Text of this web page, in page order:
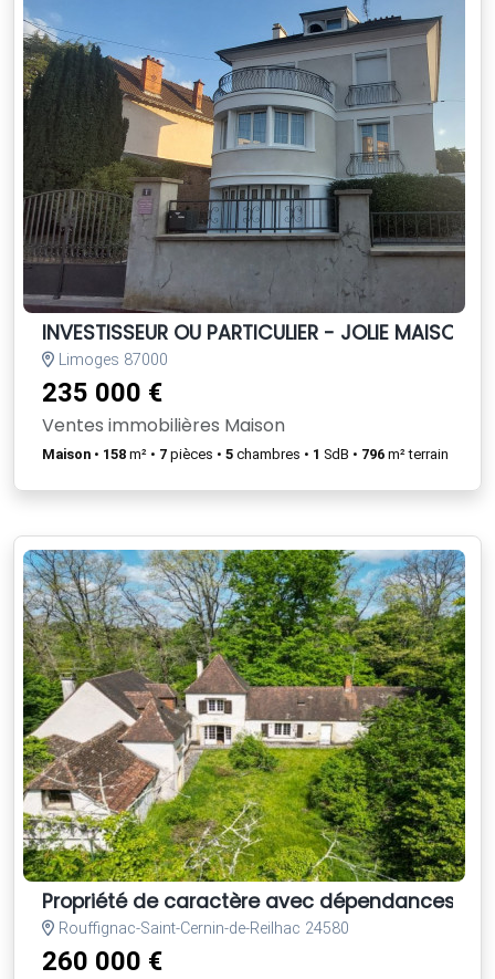
INVESTISSEUR OU PARTICULIER - JOLIE MAISON
Limoges 87000
235 000 €
Ventes immobilières Maison
Maison • 158 m² • 7 pièces • 5 chambres • 1 SdB • 796 m² terrain
Propriété de caractère avec dépendances et
Rouffignac-Saint-Cernin-de-Reilhac 24580
260 000 €